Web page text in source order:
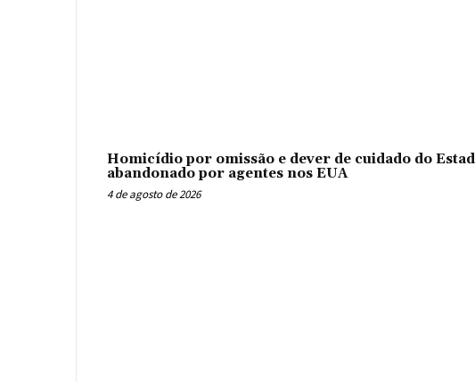
Homicídio por omissão e dever de cuidado do
abandonado por agentes nos EUA
4 de agosto de 2026